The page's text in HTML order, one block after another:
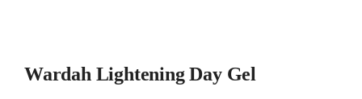
Wardah Lightening Day Gel